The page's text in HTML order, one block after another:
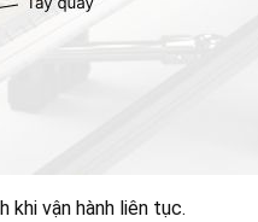
khi vận hành liên tục.